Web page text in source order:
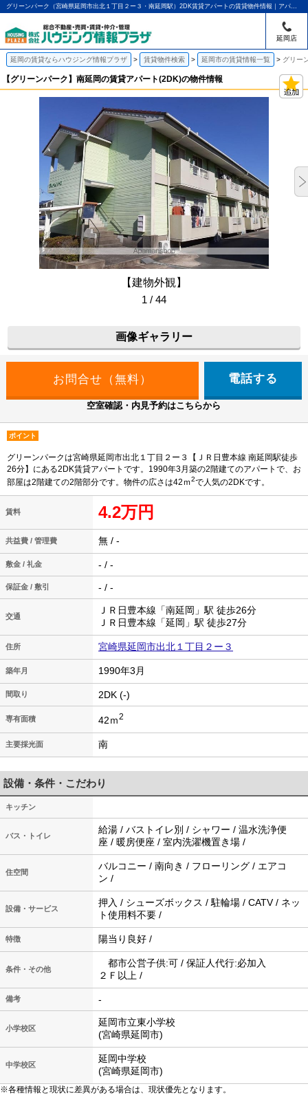
グリーンパーク（宮崎県延岡市出北１丁目２ー３・南延岡駅）2DK賃貸アパートの賃貸物件情報｜アパマンショップ延岡店｜ハウジング情報プラザ
延岡店
延岡の賃貸ならハウジング情報プラザ 賃貸物件検索 延岡市の賃貸情報一覧 グリー
【グリーンパーク】南延岡の賃貸アパート(2DK)の物件情報
【建物外観】
1 / 44
画像ギャラリー
電話する
空室確認・内見予約はこちらから
ポイント
グリーンパークは宮崎県延岡市出北１丁目２ー３【ＪＲ日豊本線 南延岡駅徒歩
26分】にある2DK賃貸アパートです。1990年3月築の2階建てのアパートで、お
部屋は2階建ての2階部分です。物件の広さは42ｍ2で人気の2DKです。
賃料 4.2万円
共益費 / 管理費 無 / -
敷金 / 礼金 - / -
保証金 / 敷引 - / -
交通
ＪＲ日豊本線「南延岡」駅 徒歩26分
ＪＲ日豊本線「延岡」駅 徒歩27分
住所 宮崎県延岡市出北１丁目２ー３
築年月 1990年3月
間取り 2DK (-)
専有面積 42ｍ2
主要採光面 南
設備・条件・こだわり
キッチン
バス・トイレ
給湯 / バストイレ別 / シャワー / 温水洗浄便
座 / 暖房便座 / 室内洗濯機置き場 /
住空間
バルコニー / 南向き / フローリング / エアコ
ン /
設備・サービス
押入 / シューズボックス / 駐輪場 / CATV / ネッ
ト使用料不要 /
特徴 陽当り良好 /
条件・その他
都市公営子供:可 / 保証人代行:必加入
２Ｆ以上 /
備考 -
小学校区
延岡市立東小学校
(宮崎県延岡市)
中学校区
延岡中学校
(宮崎県延岡市)
※各種情報と現状に差異がある場合は、現状優先となります。